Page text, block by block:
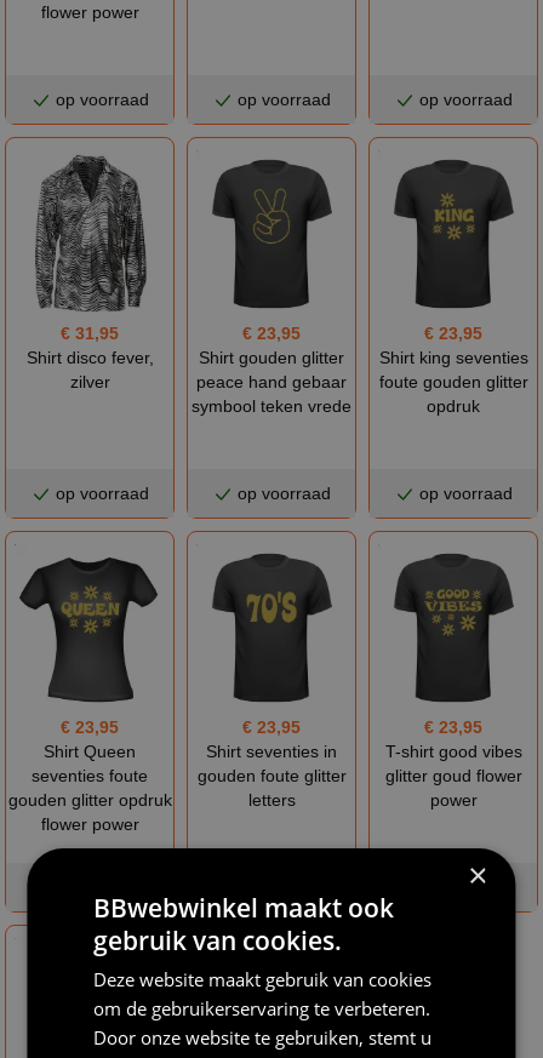
flower power
op voorraad op voorraad op voorraad
€ 31,95
Shirt disco fever,
zilver
op voorraad
€ 23,95
Shirt gouden glitter
peace hand gebaar
symbool teken vrede
op voorraad
€ 23,95
Shirt king seventies
foute gouden glitter
opdruk
op voorraad
€ 23,95
Shirt Queen
seventies foute
gouden glitter opdruk
flower power
€ 23,95
Shirt seventies in
gouden foute glitter
letters
€ 23,95
T-shirt good vibes
glitter goud flower
power
op voorraad
×
BBwebwinkel maakt ook
gebruik van cookies.
Deze website maakt gebruik van cookies
om de gebruikerservaring te verbeteren.
Door onze website te gebruiken, stemt u